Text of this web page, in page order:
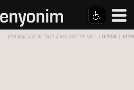
אירוע | פעילות :: דוכני יריד לונה פארק לכבוד פורים ב קניון אילון